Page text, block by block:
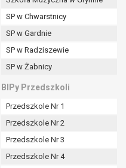
SP w Chwarstnicy
SP w Gardnie
SP w Radziszewie
SP w Żabnicy
BIPy Przedszkoli
Przedszkole Nr 1
Przedszkole Nr 2
Przedszkole Nr 3
Przedszkole Nr 4